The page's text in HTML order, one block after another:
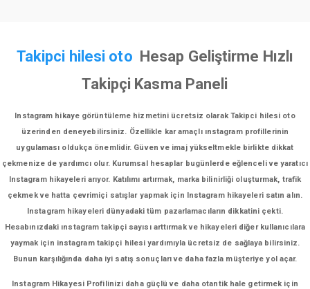
Takipci hilesi oto Hesap Geliştirme Hızlı
Takipçi Kasma Paneli
Instagram hikaye görüntüleme hizmetini ücretsiz olarak Takipci hilesi oto
üzerinden deneyebilirsiniz. Özellikle kar amaçlı ınstagram profillerinin
uygulaması oldukça önemlidir. Güven ve imaj yükseltmekle birlikte dikkat
çekmenize de yardımcı olur. Kurumsal hesaplar bugünlerde eğlenceli ve yaratıcı
Instagram hikayeleri arıyor. Katılımı artırmak, marka bilinirliği oluşturmak, trafik
çekmek ve hatta çevrimiçi satışlar yapmak için Instagram hikayeleri satın alın.
Instagram hikayeleri dünyadaki tüm pazarlamacıların dikkatini çekti.
Hesabınızdaki ınstagram takipçi sayısı arttırmak ve hikayeleri diğer kullanıcılara
yaymak için instagram takipçi hilesi yardımıyla ücretsiz de sağlaya bilirsiniz.
Bunun karşılığında daha iyi satış sonuçları ve daha fazla müşteriye yol açar.
Instagram Hikayesi Profilinizi daha güçlü ve daha otantik hale getirmek için